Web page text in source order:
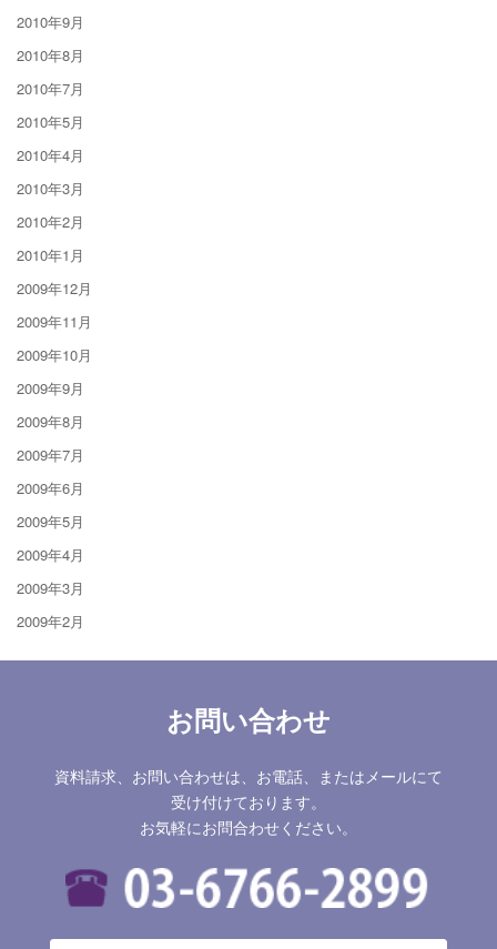
2010年9月
2010年8月
2010年7月
2010年5月
2010年4月
2010年3月
2010年2月
2010年1月
2009年12月
2009年11月
2009年10月
2009年9月
2009年8月
2009年7月
2009年6月
2009年5月
2009年4月
2009年3月
2009年2月
お問い合わせ
資料請求、お問い合わせは、お電話、またはメールにて
受け付けております。
お気軽にお問合わせください。